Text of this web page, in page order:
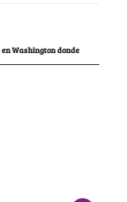
Washington donde